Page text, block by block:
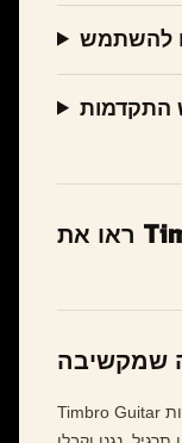
שמקשיבה
Timbro Guitar עוזרת להפוך רגעי תרגול קצרים להתקדמות